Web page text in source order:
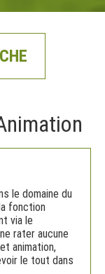
le domaine du
fonction
via le
rater aucune
animation,
le tout dans